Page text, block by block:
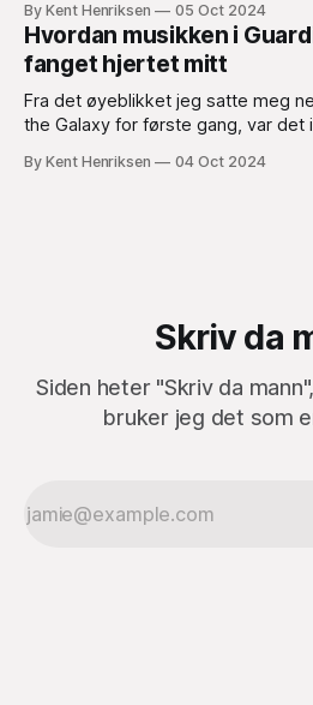
byutvikling i sentrum er det tydelig
stort.
By Kent Henriksen 05 Oct 2024
Hvordan musikken i
fanget hjertet mitt
Fra det øyeblikket jeg satte meg
the Galaxy for første gang, var det
oppmerksomheten min – det var
By Kent Henriksen 04 Oct 2024
Skriv da
Siden heter "Skriv da
bruker jeg det som